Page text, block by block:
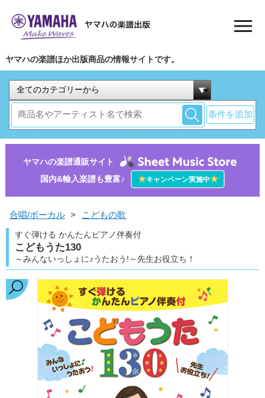
ヤマハの楽譜ほか出版商品の情報サイトです。
条件を追加
ヤマハの楽譜通販サイト
国内&輸入楽譜も豊富♪
★キャンペーン実施中★
合唱/ボーカル > こどもの歌
すぐ弾ける かんたんピアノ伴奏付
こどもうた130
～みんないっしょに♪うたおう!～先生お役立ち！